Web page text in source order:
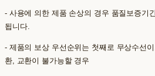
- 사용에 의한 제품 손상의 경우 품질보증기
됩니다.
- 제품의 보상 우선순위는 첫째로 무상수선
환, 교환이 불가능할 경우